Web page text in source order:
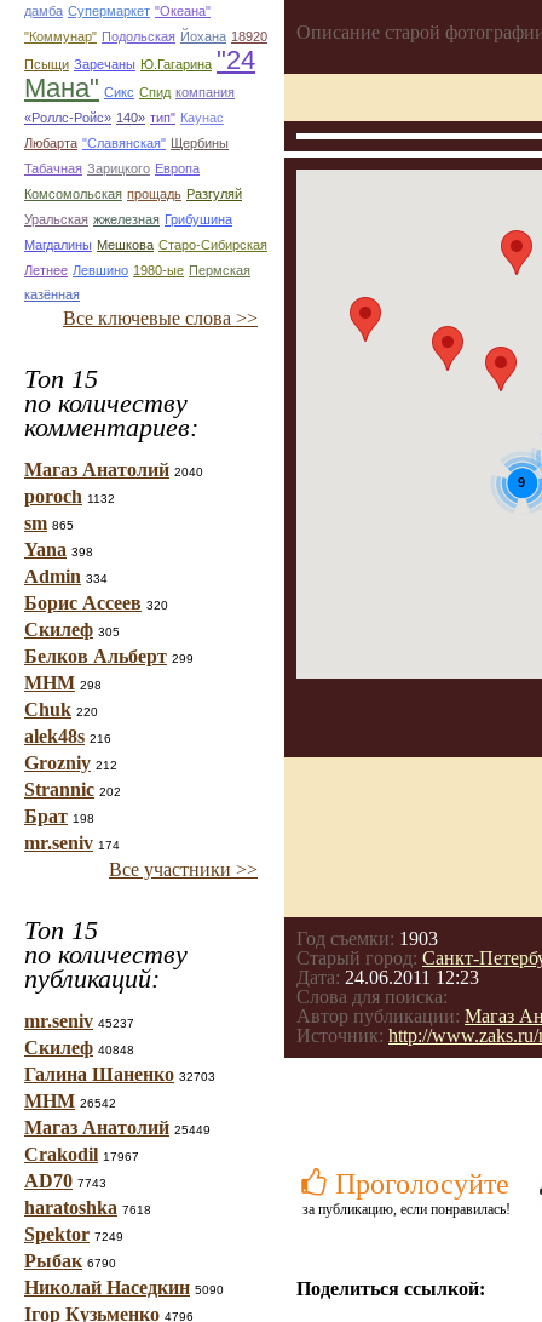
дамба Супермаркет "Океана"
"Коммунар" Подольская Йохана 18920
Псыщи Заречаны Ю.Гагарина "24
Мана" Сикс Спид компания
«Роллс-Ройс» 140» тип" Каунас
Любарта "Славянская" Щербины
Табачная Зарицкого Европа
Комсомольская прощадь Разгуляй
Уральская жжелезная Грибушина
Магдалины Мешкова Старо-Сибирская
Летнее Левшино 1980-ые Пермская
казённая
Все ключевые слова >>
Топ 15
по количеству
комментариев:
Магаз Анатолий 2040
poroch 1132
sm 865
Yana 398
Admin 334
Борис Ассеев 320
Скилеф 305
Белков Альберт 299
МНМ 298
Chuk 220
alek48s 216
Grozniy 212
Strannic 202
Брат 198
mr.seniv 174
Все участники >>
Топ 15
по количеству
публикаций:
mr.seniv 45237
Скилеф 40848
Галина Шаненко 32703
МНМ 26542
Магаз Анатолий 25449
Crakodil 17967
AD70 7743
haratoshka 7618
Spektor 7249
Рыбак 6790
Николай Наседкин 5090
Ігор Кузьменко 4796
Описание старой
9
Год съемки: 1903
Старый город: Санкт-
Дата: 24.06.2011 12:23
Слова для поиска:
Автор публикации: Магаз
Источник: http://
Проголосуйте
за публикацию, если понравилась!
Поделиться ссылкой: